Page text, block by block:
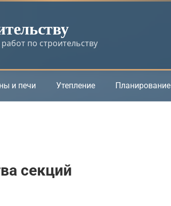
по строительству
и печи Утепление Планирование
секций